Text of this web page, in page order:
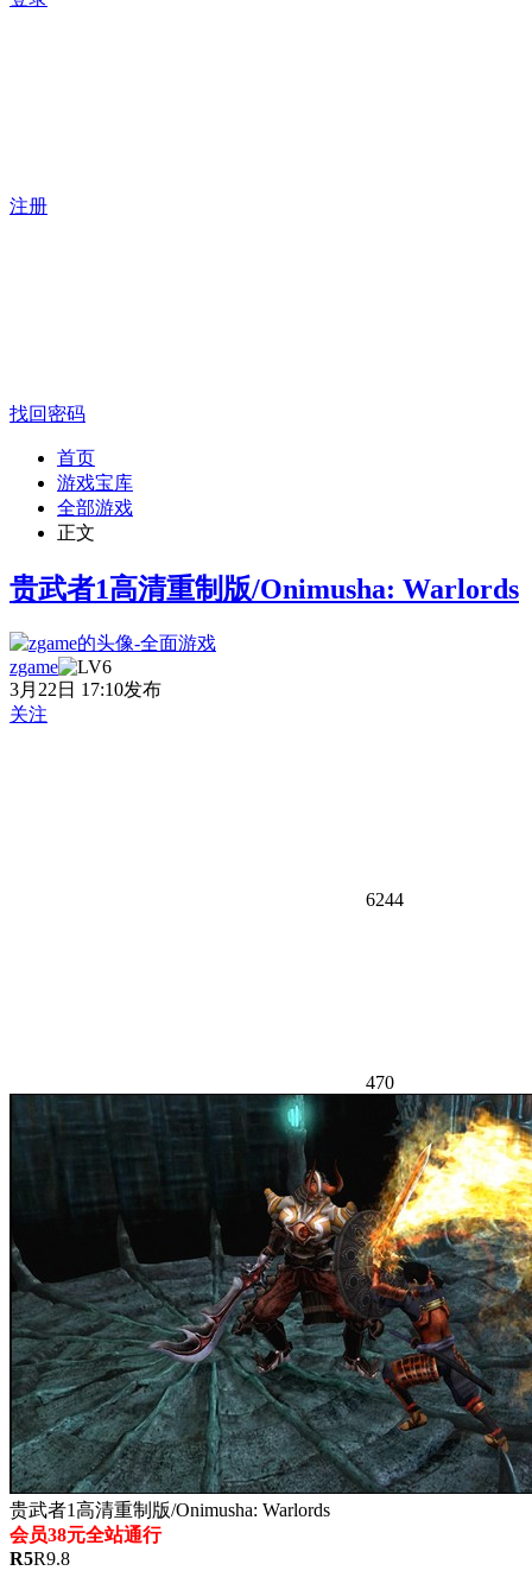
注册
找回密码
首页
游戏宝库
全部游戏
正文
贵武者1高清重制版​/Onimusha: Warlords
zgame
3月22日 17:10发布
关注
6244
470
贵武者1高清重制版​/Onimusha: Warlords
会员38元全站通行
R5R9.8